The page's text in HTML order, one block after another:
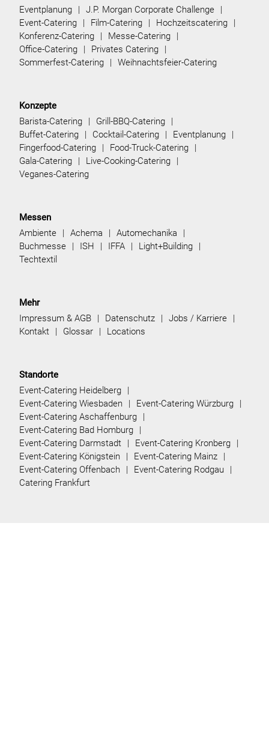
Eventplanung
J.P. Morgan Corporate Challenge
Event-Catering
Film-Catering
Hochzeitscatering
Konferenz-Catering
Messe-Catering
Office-Catering
Privates Catering
Sommerfest-Catering
Weihnachtsfeier-Catering
Konzepte
Barista-Catering
Grill-BBQ-Catering
Buffet-Catering
Cocktail-Catering
Eventplanung
Fingerfood-Catering
Food-Truck-Catering
Gala-Catering
Live-Cooking-Catering
Veganes-Catering
Messen
Ambiente
Achema
Automechanika
Buchmesse
ISH IFFA
Light+Building
Techtextil
Mehr
Impressum & AGB
Datenschutz
Jobs / Karriere
Kontakt
Glossar Locations
Standorte
Event-Catering Heidelberg
Event-Catering Wiesbaden
Event-Catering Würzburg
Event-Catering Aschaffenburg
Event-Catering Bad Homburg
Event-Catering Darmstadt
Event-Catering Kronberg
Event-Catering Königstein
Event-Catering Mainz
Event-Catering Offenbach
Event-Catering Rodgau
Catering Frankfurt